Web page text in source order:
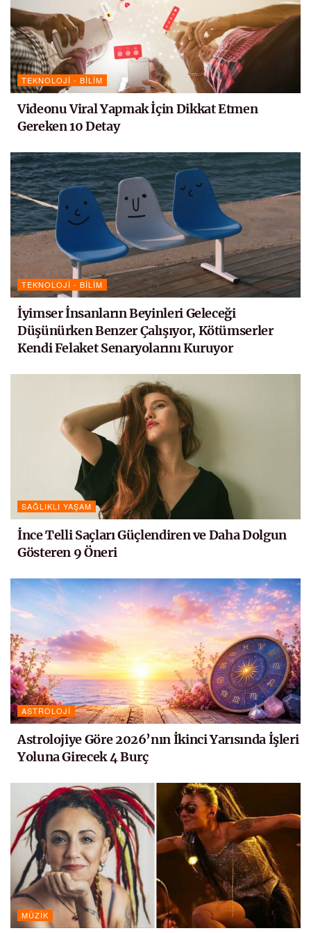
TEKNOLOJI - BILIM
Videonu Viral Yapmak İçin Dikkat Etmen
Gereken 10 Detay
TEKNOLOJI - BILIM
İyimser İnsanların Beyinleri Geleceği
Düşünürken Benzer Çalışıyor, Kötümserler
Kendi Felaket Senaryolarını Kuruyor
SAĞLIKLI YAŞAM
İnce Telli Saçları Güçlendiren ve Daha Dolgun
Gösteren 9 Öneri
ASTROLOJI
Astrolojiye Göre 2026’nın İkinci Yarısında İşleri
Yoluna Girecek 4 Burç
MÜZIK